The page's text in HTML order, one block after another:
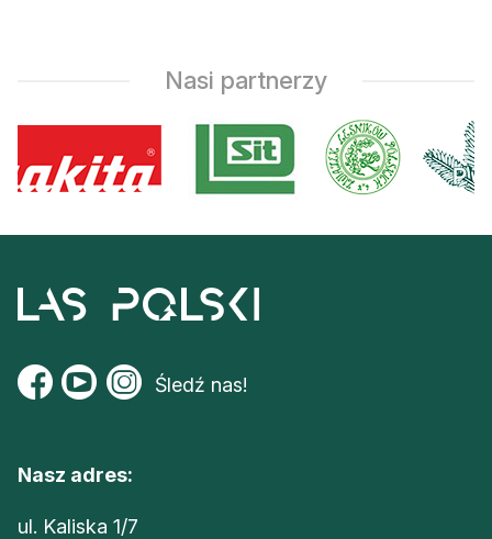
Nasi partnerzy
Śledź nas!
Nasz adres:
ul. Kaliska 1/7